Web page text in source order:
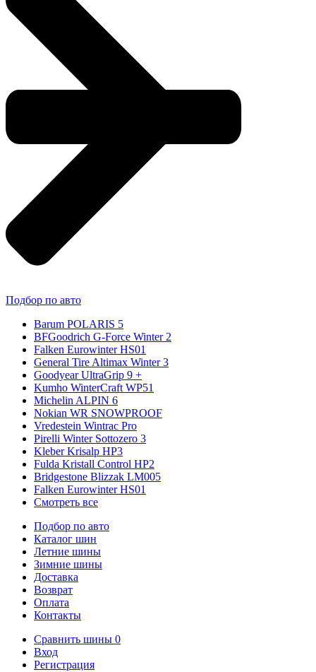
Подбор по авто
Barum POLARIS 5
BFGoodrich G-Force Winter 2
Falken Eurowinter HS01
General Tire Altimax Winter 3
Goodyear UltraGrip 9 +
Kumho WinterCraft WP51
Michelin ALPIN 6
Nokian WR SNOWPROOF
Vredestein Wintrac Pro
Pirelli Winter Sottozero 3
Kleber Krisalp HP3
Fulda Kristall Control HP2
Bridgestone Blizzak LM005
Falken Eurowinter HS01
Смотреть все
Подбор по авто
Каталог шин
Летние шины
Зимние шины
Доставка
Возврат
Оплата
Контакты
Сравнить шины 0
Вход
Регистрация